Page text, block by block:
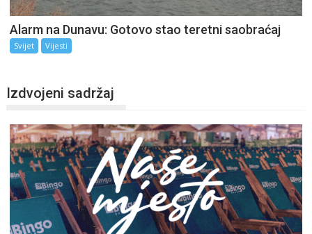
Alarm na Dunavu: Gotovo stao teretni saobraćaj
Svijet Vijesti
Izdvojeni sadržaj